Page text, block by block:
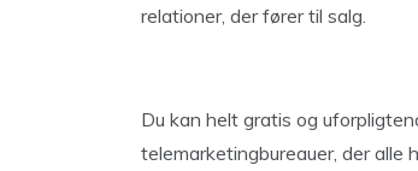
relationer, der fører til salg.
Du kan helt gratis og
telemarketingbureauer, der alle